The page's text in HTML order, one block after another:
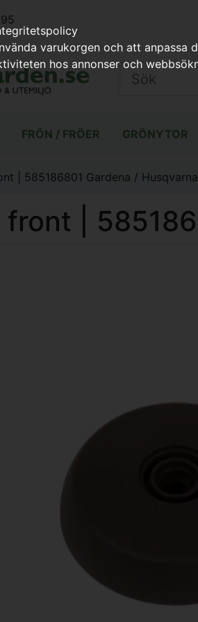
FRÖN / FRÖER GRÖNYTOR
| 585186801 Gardena / Husqvarna
front |
varukorgen och att
hos annonser och